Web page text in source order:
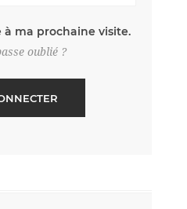
à ma prochaine visite.
oublié ?